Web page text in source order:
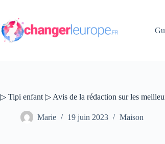
contenu
▷ Tipi enfant ▷ Avis de la rédaction sur les
Marie 19 juin 2023 Maison